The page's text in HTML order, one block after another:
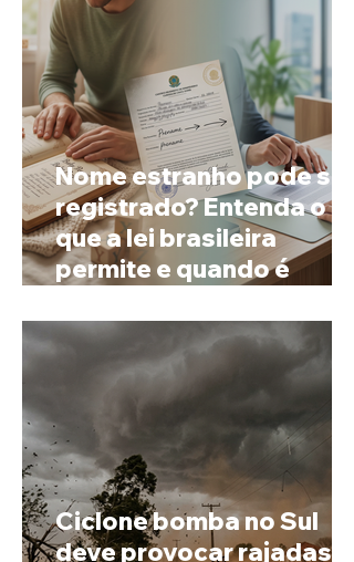
Nome estranho pode ser
registrado? Entenda o
que a lei brasileira
permite e quando é
prenome
Ciclone bomba no Sul
deve provocar rajadas